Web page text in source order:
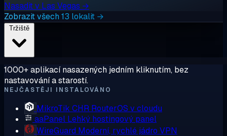
Nasadit v Las Vegas →
Zobrazit všech 13 lokalit →
1000+ aplikací nasazených jedním kliknutím, bez
nastavování a starostí.
NEJČASTĚJI INSTALOVÁNO
MikroTik CHR RouterOS v cloudu
aaPanel Lehký hostingový panel
WireGuard Moderní, rychlé jádro VPN